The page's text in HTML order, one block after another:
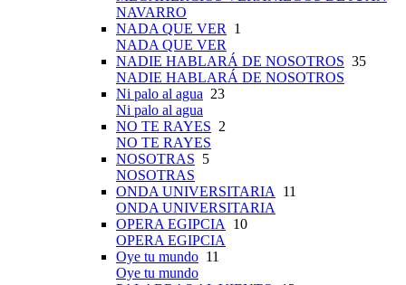
NAVARRO
NADA QUE VER
1
NADA QUE VER
NADIE HABLARÁ DE NOSOTROS 35
NADIE HABLARÁ DE NOSOTROS
Ni palo al agua 23
Ni palo al agua
NO TE RAYES 2
NO TE RAYES
NOSOTRAS 5
NOSOTRAS
ONDA UNIVERSITARIA
11
ONDA UNIVERSITARIA
OPERA EGIPCIA
10
OPERA EGIPCIA
Oye tu mundo 11
Oye tu mundo